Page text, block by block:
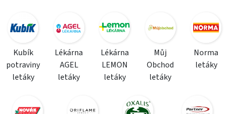
Kubík
potraviny
letáky
Lékárna
AGEL
letáky
Lékárna
LEMON
letáky
Můj
Obchod
letáky
Norma
letáky